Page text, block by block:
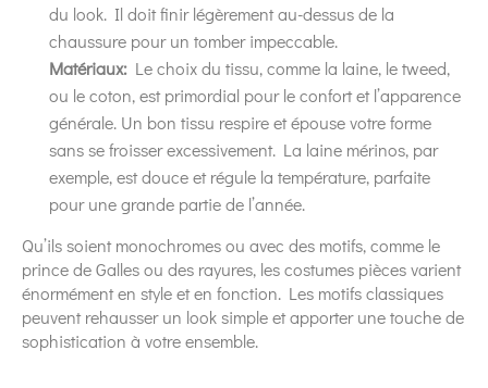
du look. Il doit finir légèrement au-dessus de la
chaussure pour un tomber impeccable.
Matériaux: Le choix du tissu, comme la laine, le tweed,
ou le coton, est primordial pour le confort et l’apparence
générale. Un bon tissu respire et épouse votre forme
sans se froisser excessivement. La laine mérinos, par
exemple, est douce et régule la température, parfaite
pour une grande partie de l’année.
Qu’ils soient monochromes ou avec des motifs, comme le
prince de Galles ou des rayures, les costumes pièces varient
énormément en style et en fonction. Les motifs classiques
peuvent rehausser un look simple et apporter une touche de
sophistication à votre ensemble.